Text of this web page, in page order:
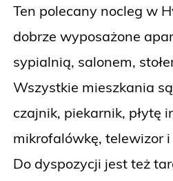
Ten polecany nocleg w
dobrze wyposażone
sypialnią, salonem,
Wszystkie mieszkania
czajnik, piekarnik, płytę
mikrofalówkę, telewizor i
Do dyspozycji jest też